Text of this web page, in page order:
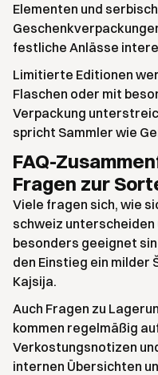
Elementen und
festliche Anlässe
Limitierte Editionen
Flaschen oder mit
Verpackung
spricht Sammler wie
FAQ-
Fragen zur
Viele fragen sich, wie
schweiz
besonders geeignet
den Einstieg ein milder
Kajsija.
Auch Fragen zu
kommen regelmäßig
Verkostungsnotizen
internen Übersichten